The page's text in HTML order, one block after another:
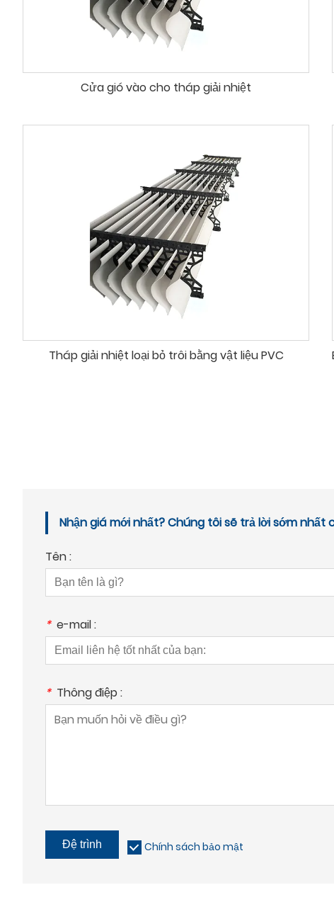
Cửa gió vào cho tháp giải nhiệt
Tháp giải nhiệt loại bỏ trôi bằng vật liệu PVC
Nhận giá mới nhất? Chúng tôi sẽ trả lời sớm nhất
Tên :
* e-mail :
* Thông điệp :
Đệ trình Chính sách bảo mật